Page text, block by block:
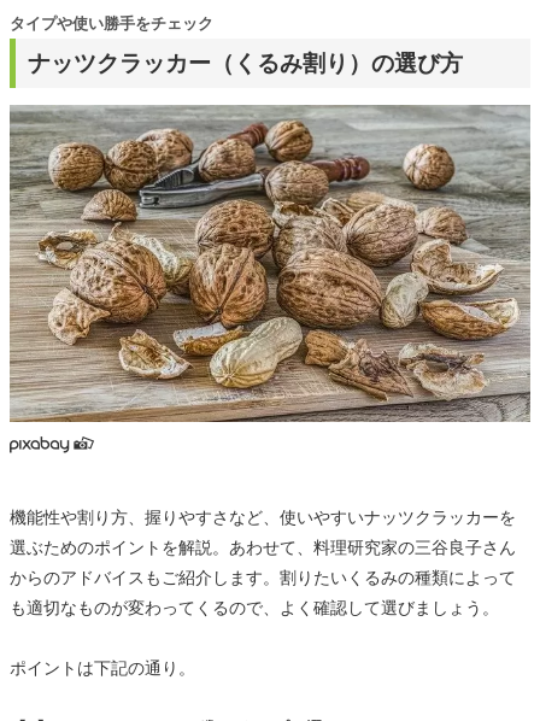
ナッツクラッカー（くるみ割り）の選び方
タイプや使い勝手をチェック
機能性や割り方、握りやすさなど、使いやすいナッツクラッカーを
選ぶためのポイントを解説。あわせて、料理研究家の三谷良子さん
からのアドバイスもご紹介します。割りたいくるみの種類によって
も適切なものが変わってくるので、よく確認して選びましょう。
ポイントは下記の通り。